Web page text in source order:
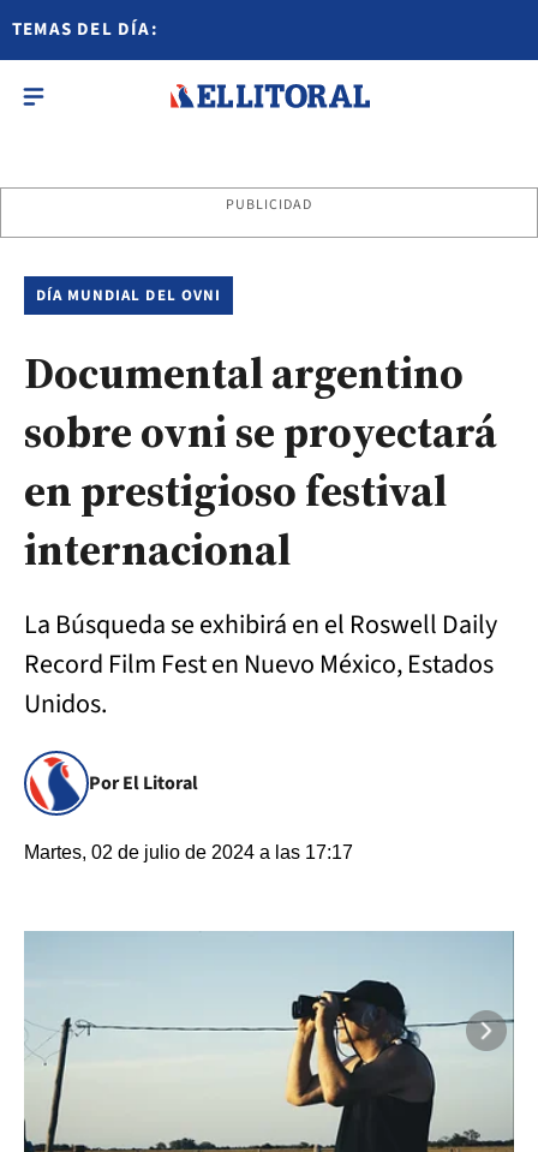
TEMAS DEL DÍA:
PUBLICIDAD
DÍA MUNDIAL DEL OVNI
Documental argentino
sobre ovni se proyectará
en prestigioso festival
internacional
La Búsqueda se exhibirá en el Roswell Daily
Record Film Fest en Nuevo México, Estados
Unidos.
Por El Litoral
Martes, 02 de julio de 2024 a las 17:17